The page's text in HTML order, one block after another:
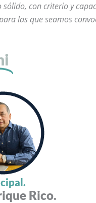
con criterio y
las que seamos
Rico.